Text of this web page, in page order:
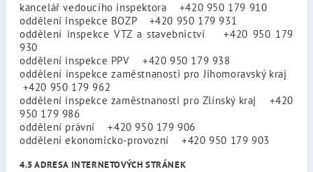
kancelář vedoucího inspektora +420 950 179 910
oddělení inspekce BOZP +420 950 179 931
oddělení inspekce VTZ a stavebnictví +420 950 179
930
oddělení inspekce PPV +420 950 179 938
oddělení inspekce zaměstnanosti pro Jihomoravský kraj
+420 950 179 962
oddělení inspekce zaměstnanosti pro Zlínský kraj +420
950 179 986
oddělení právní +420 950 179 906
oddělení ekonomicko-provozní +420 950 179 903
4.5 ADRESA INTERNETOVÝCH STRÁNEK